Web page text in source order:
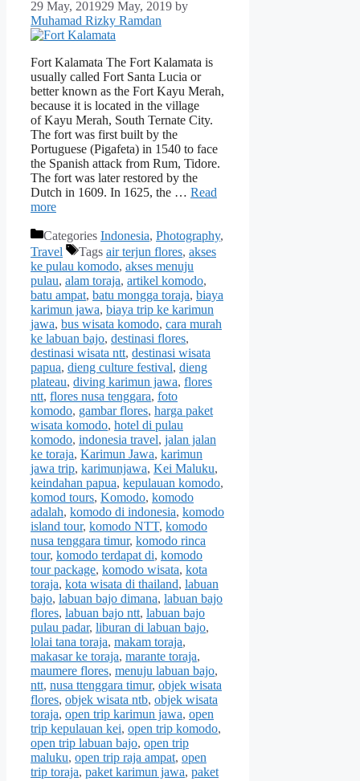
29 May, 201929 May, 2019 by
Muhamad Rizky Ramdan
Fort Kalamata The Fort Kalamata is
usually called Fort Santa Lucia or
better known as the Fort Kayu Merah,
because it is located in the village
of Kayu Merah, South Ternate City.
The fort was first built by the
Portuguese (Pigafeta) in 1540 to face
the Spanish attack from Rum, Tidore.
The fort was later restored by the
Dutch in 1609. In 1625, the … Read
more
Categories Indonesia, Photography,
Travel
Tags air terjun flores, akses
ke pulau komodo, akses menuju
pulau, alam toraja, artikel komodo,
batu ampat, batu mongga toraja, biaya
karimun jawa, biaya trip ke karimun
jawa, bus wisata komodo, cara murah
ke labuan bajo, destinasi flores,
destinasi wisata ntt, destinasi wisata
papua, dieng culture festival, dieng
plateau, diving karimun jawa, flores
ntt, flores nusa tenggara, foto
komodo, gambar flores, harga paket
wisata komodo, hotel di pulau
komodo, indonesia travel, jalan jalan
ke toraja, Karimun Jawa, karimun
jawa trip, karimunjawa, Kei Maluku,
keindahan papua, kepulauan komodo,
komod tours, Komodo, komodo
adalah, komodo di indonesia, komodo
island tour, komodo NTT, komodo
nusa tenggara timur, komodo rinca
tour, komodo terdapat di, komodo
tour package, komodo wisata, kota
toraja, kota wisata di thailand, labuan
bajo, labuan bajo dimana, labuan bajo
flores, labuan bajo ntt, labuan bajo
pulau padar, liburan di labuan bajo,
lolai tana toraja, makam toraja,
makasar ke toraja, marante toraja,
maumere flores, menuju labuan bajo,
ntt, nusa ttenggara timur, objek wisata
flores, objek wisata ntb, objek wisata
toraja, open trip karimun jawa, open
trip kepulauan kei, open trip komodo,
open trip labuan bajo, open trip
maluku, open trip raja ampat, open
trip toraja, paket karimun jawa, paket